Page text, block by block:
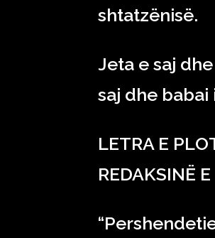
shtatzënisë.
Jeta e saj
saj dhe
LETRA E
REDAKSINË